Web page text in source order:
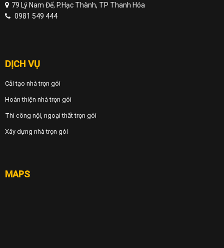
79 Lý Nam Đế, P.Hạc Thành, TP Thanh Hóa
0981 549 444
DỊCH VỤ
Cải tạo nhà trọn gói
Hoàn thiện nhà trọn gói
Thi công nội, ngoại thất trọn gói
Xây dựng nhà trọn gói
MAPS